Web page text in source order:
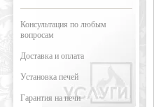
Консультация по любым
вопросам
Доставка и оплата
Установка печей
Гарантия на печи